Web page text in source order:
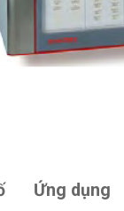
Ứng dụng